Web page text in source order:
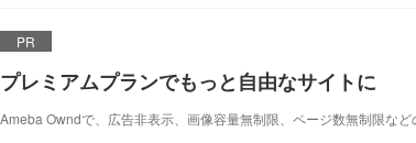
PR
プレミアムプランでもっと自由なサイトに
Ameba Owndで、広告非表示、画像容量無制限、ページ数無制限など